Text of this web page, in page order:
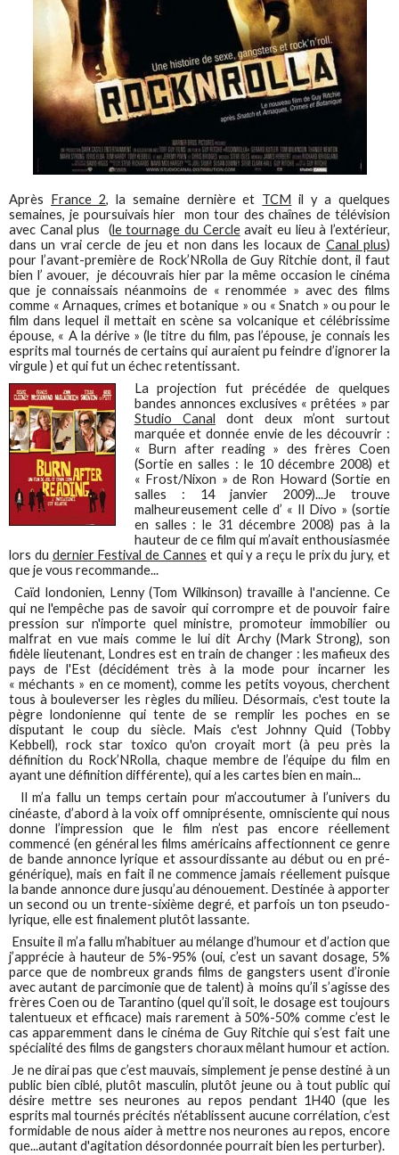
Après France 2, la semaine dernière et TCM il y a quelques
semaines, je poursuivais hier mon tour des chaînes de télévision
avec Canal plus (le tournage du Cercleavait eu lieu à l’extérieur,
dans un vrai cercle de jeu et non dans les locaux de Canal plus)
pour l’avant-première de Rock’NRolla de Guy Ritchie dont, il faut
bien l’ avouer, je découvrais hier par la même occasion le cinéma
que je connaissais néanmoins de « renommée » avec des films
comme « Arnaques, crimes et botanique » ou « Snatch » ou pour le
film dans lequel il mettait en scène sa volcanique et célébrissime
épouse, « A la dérive » (le titre du film, pas l’épouse, je connais les
esprits mal tournés de certains qui auraient pu feindre d’ignorer la
virgule ) et qui fut un échec retentissant.
La projection fut précédée de quelques
bandes annonces exclusives « prêtées » par
Studio Canal dont deux m’ont surtout
marquée et donnée envie de les découvrir :
« Burn after reading » des frères Coen
(Sortie en salles : le 10 décembre 2008) et
« Frost/Nixon » de Ron Howard (Sortie en
salles : 14 janvier 2009)...Je trouve
malheureusement celle d’ « Il Divo » (sortie
en salles : le 31 décembre 2008) pas à la
hauteur de ce film qui m’avait enthousiasmée
lors du dernier Festival de Cannes et qui y a reçu le prix du jury, et
que je vous recommande...
Caïd londonien, Lenny (Tom Wilkinson) travaille à l'ancienne. Ce
qui ne l'empêche pas de savoir qui corrompre et de pouvoir faire
pression sur n'importe quel ministre, promoteur immobilier ou
malfrat en vue mais comme le lui dit Archy (Mark Strong), son
fidèle lieutenant, Londres est en train de changer : les mafieux des
pays de l'Est (décidément très à la mode pour incarner les
« méchants » en ce moment), comme les petits voyous, cherchent
tous à bouleverser les règles du milieu. Désormais, c'est toute la
pègre londonienne qui tente de se remplir les poches en se
disputant le coup du siècle. Mais c'est Johnny Quid (Tobby
Kebbell), rock star toxico qu'on croyait mort (à peu près la
définition du Rock’NRolla, chaque membre de l’équipe du film en
ayant une définition différente), qui a les cartes bien en main...
Il m’a fallu un temps certain pour m’accoutumer à l’univers du
cinéaste, d’abord à la voix off omniprésente, omnisciente qui nous
donne l’impression que le film n’est pas encore réellement
commencé (en général les films américains affectionnent ce genre
de bande annonce lyrique et assourdissante au début ou en pré-
générique), mais en fait il ne commence jamais réellement puisque
la bande annonce dure jusqu’au dénouement. Destinée à apporter
un second ou un trente-sixième degré, et parfois un ton pseudo-
lyrique, elle est finalement plutôt lassante.
Ensuite il m’a fallu m’habituer au mélange d’humour et d’action que
j’apprécie à hauteur de 5%-95% (oui, c’est un savant dosage, 5%
parce que de nombreux grands films de gangsters usent d’ironie
avec autant de parcimonie que de talent) à moins qu’il s’agisse des
frères Coen ou de Tarantino (quel qu’il soit, le dosage est toujours
talentueux et efficace) mais rarement à 50%-50% comme c’est le
cas apparemment dans le cinéma de Guy Ritchie qui s’est fait une
spécialité des films de gangsters choraux mêlant humour et action.
Je ne dirai pas que c’est mauvais, simplement je pense destiné à un
public bien ciblé, plutôt masculin, plutôt jeune ou à tout public qui
désire mettre ses neurones au repos pendant 1H40 (que les
esprits mal tournés précités n’établissent aucune corrélation, c’est
formidable de nous aider à mettre nos neurones au repos, encore
que...autant d'agitation désordonnée pourrait bien les perturber).